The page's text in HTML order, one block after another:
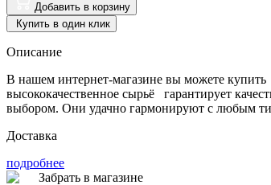
Добавить в корзину
Купить в один клик
Описание
В нашем интернет-магазине вы можете
высококачественное сырьё гарантирует
выбором. Они удачно гармонируют с любым
Доставка
подробнее
Забрать в магазине